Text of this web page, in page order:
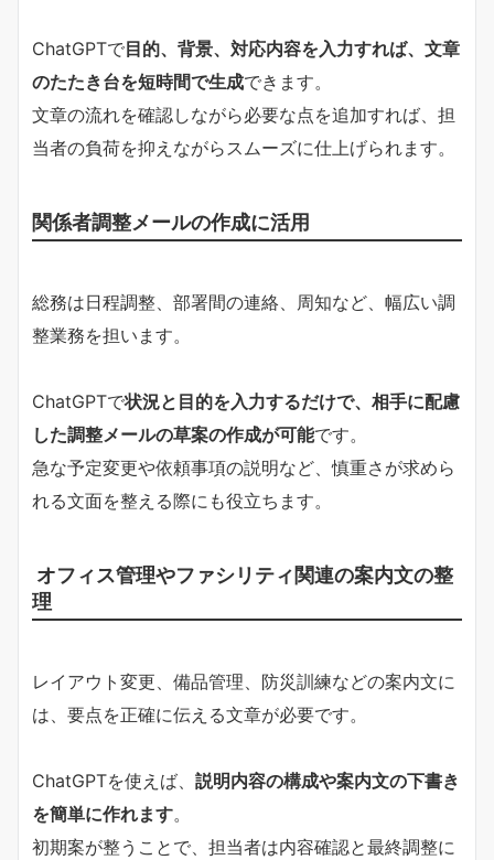
ChatGPTで目的、背景、対応内容を入力すれば、文章
のたたき台を短時間で生成できます。
文章の流れを確認しながら必要な点を追加すれば、担
当者の負荷を抑えながらスムーズに仕上げられます。
関係者調整メールの作成に活用
総務は日程調整、部署間の連絡、周知など、幅広い調
整業務を担います。
ChatGPTで状況と目的を入力するだけで、相手に配慮
した調整メールの草案の作成が可能です。
急な予定変更や依頼事項の説明など、慎重さが求めら
れる文面を整える際にも役立ちます。
オフィス管理やファシリティ関連の案内文の整
理
レイアウト変更、備品管理、防災訓練などの案内文に
は、要点を正確に伝える文章が必要です。
ChatGPTを使えば、 説明内容の構成や案内文の下書き
を簡単に作れます。
初期案が整うことで、担当者は内容確認と最終調整に